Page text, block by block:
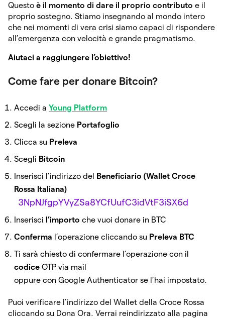
Questo è il momento di dare il proprio contributo e il
proprio sostegno. Stiamo insegnando al mondo intero
che nei momenti di vera crisi siamo capaci di rispondere
all’emergenza con velocità e grande pragmatismo.
Aiutaci a raggiungere l’obiettivo!
Come fare per donare Bitcoin?
Accedi a Young Platform
Scegli la sezione Portafoglio
Clicca su Preleva
Scegli Bitcoin
Inserisci l’indirizzo del
Beneficiario (Wallet Croce
Rossa Italiana)
3NpNJfgpYVyZSa8YCfUufC3idVtF3iSX6d
Inserisci l’importo che vuoi donare in BTC
Conferma l’operazione cliccando su Preleva BTC
Ti sarà chiesto di confermare l’operazione con il
codice OTP via mail
oppure con Google Authenticator se l’hai impostato.
Puoi verificare l’indirizzo del Wallet della Croce Rossa
cliccando su Dona Ora. Verrai reindirizzato alla pagina